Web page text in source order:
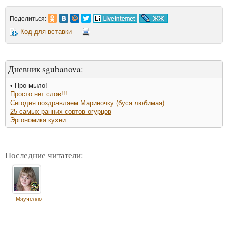
Поделиться:
Код для вставки
Дневник sgubanova:
• Про мыло!
Просто нет слов!!!
Сегодня поздравляем Мариночку (буся любимая)
25 самых ранних сортов огурцов
Эргономика кухни
Последние читатели:
Мяучелло